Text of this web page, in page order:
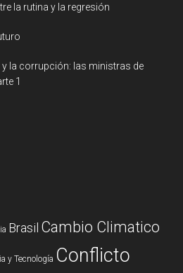
la rutina y la regresión
la corrupción: las ministras de
1
Brasil Cambio Climatico
y Tecnología Conflicto